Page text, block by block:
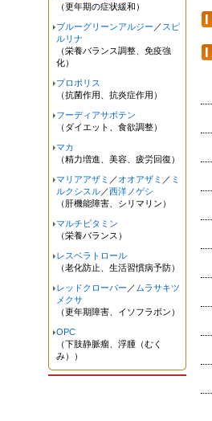
（更年期の症状緩和）
ブルーグリーンアルジー ／スピ
ルリナ
（栄養バランス調整、免疫強
化）
プロポリス
（抗菌作用、抗炎症作用）
フーディアサボテン
（ダイエット、食欲調整）
マカ
（精力増進、美容、疲労回復）
マリアアザミ ／オオアザミ ／ ミ
ルクシスル ／西洋ノゲシ
（肝機能障害、シリマリン）
マルチビタミン
（栄養バランス）
レスベラトロール
（老化防止、生活習慣病予防）
レッドクローバー ／ ムラサキツ
メクサ
（更年期障害、イソフラボン）
OPC
（下肢静脈瘤、浮腫（むく
み））